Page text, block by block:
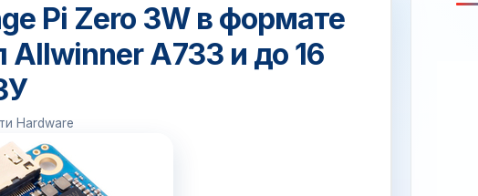
Pi Zero 3W в формате
Allwinner A733 и до 16
Hardware